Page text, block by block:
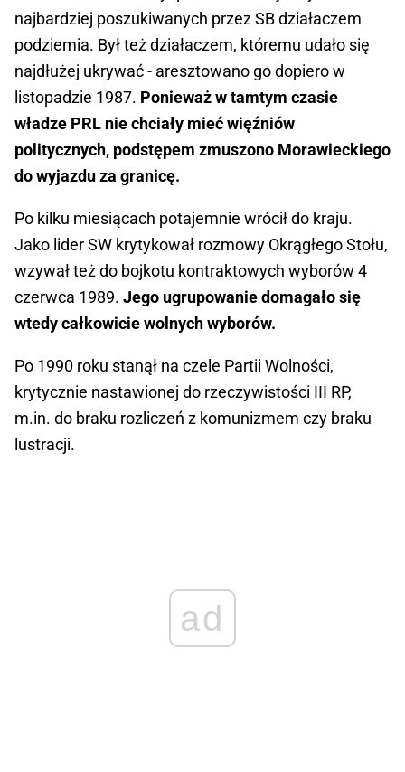
najbardziej poszukiwanych przez SB działaczem
podziemia. Był też działaczem, któremu udało się
najdłużej ukrywać - aresztowano go dopiero w
listopadzie 1987. Ponieważ w tamtym czasie
władze PRL nie chciały mieć więźniów
politycznych, podstępem zmuszono Morawieckiego
do wyjazdu za granicę.
Po kilku miesiącach potajemnie wrócił do kraju.
Jako lider SW krytykował rozmowy Okrągłego Stołu,
wzywał też do bojkotu kontraktowych wyborów 4
czerwca 1989. Jego ugrupowanie domagało się
wtedy całkowicie wolnych wyborów.
Po 1990 roku stanął na czele Partii Wolności,
krytycznie nastawionej do rzeczywistości III RP,
m.in. do braku rozliczeń z komunizmem czy braku
lustracji.
ad